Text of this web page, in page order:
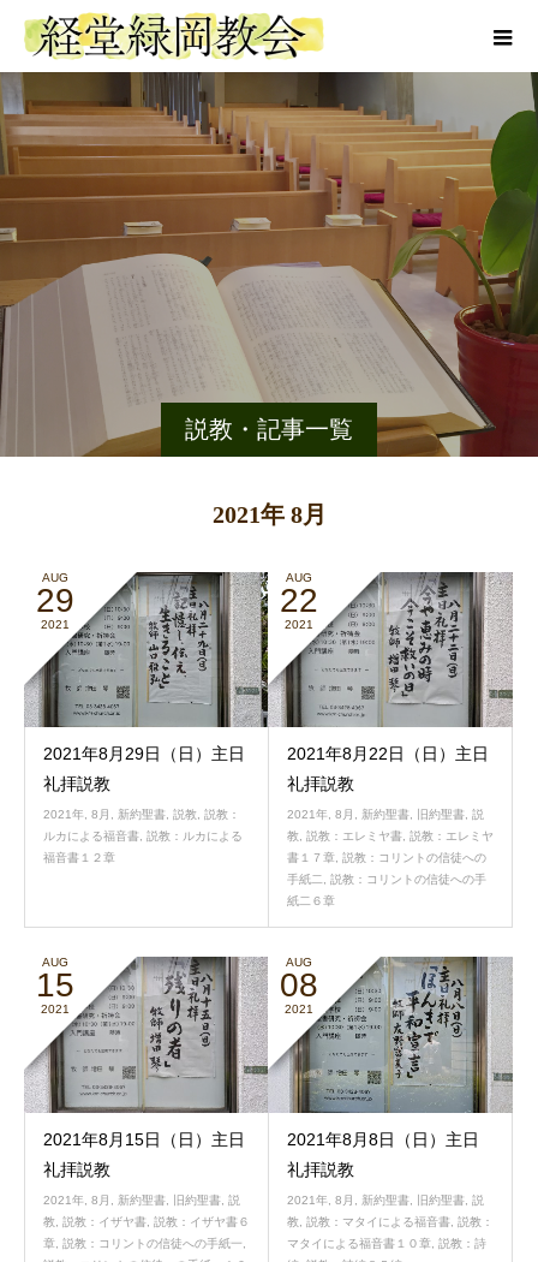
説教・記事一覧
2021年 8月
AUG
29
2021
2021年8月29日（日）主日
礼拝説教
2021年, 8月 , 新約聖書, 説教, 説教：
ルカによる福音書, 説教：ルカによる
福音書１２章
AUG
22
2021
2021年8月22日（日）主日
礼拝説教
2021年, 8月 , 新約聖書, 旧約聖書, 説
教, 説教：エレミヤ書, 説教：エレミヤ
書１７章, 説教：コリントの信徒への
手紙二, 説教：コリントの信徒への手
紙二６章
AUG
15
2021
2021年8月15日（日）主日
礼拝説教
2021年 8月 新約聖書 旧約聖書 説
教 説教：イザヤ書 説教：イザヤ書６
章 説教：コリントの信徒への手紙一
AUG
08
2021
2021年8月8日（日）主日
礼拝説教
2021年 8月 新約聖書 旧約聖書 説
教 説教：マタイによる福音書 説教：
マタイによる福音書１０章 説教：詩